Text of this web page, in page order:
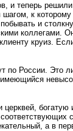
теперь решили
к которому
и
коллегами.
круиз.
по России. Это
церквей,
а в